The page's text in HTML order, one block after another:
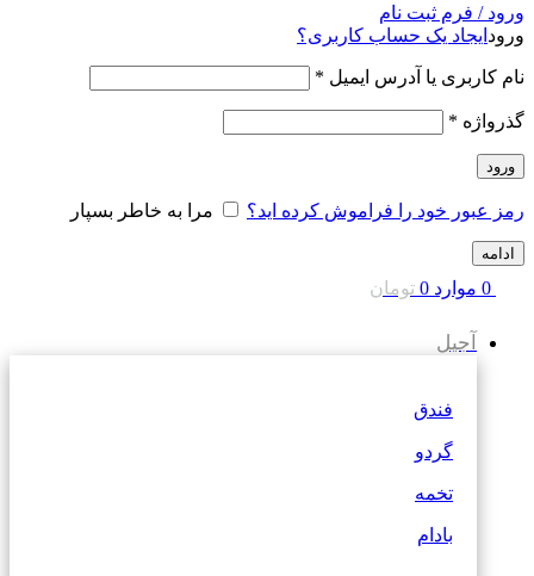
ورود / فرم ثبت نام
ورود ایجاد یک حساب کاربری؟
نام کاربری یا آدرس ایمیل *
گذرواژه *
ورود
رمز عبور خود را فراموش کرده اید؟ مرا به خاطر بسپار
ادامه
0 موارد 0 تومان
آجیل
فندق
گردو
تخمه
بادام